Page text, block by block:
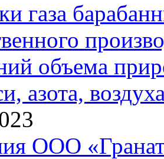
газа
объема
азота,
ООО